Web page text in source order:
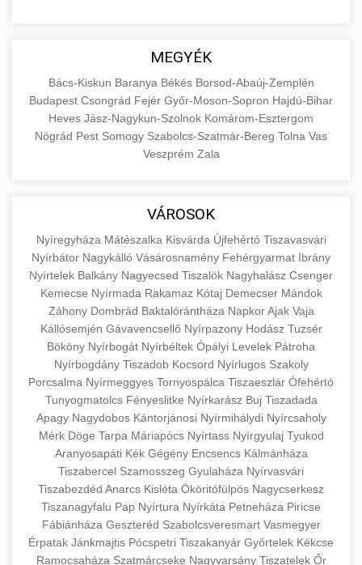
aimarketingugynokseg.hu
digitális ügynökségi szolgáltatások
legjobb modelleket, funkciókat és árakat
megalapozott vásárlási döntéshez.
Legjobb Modellek Megtekintése
🔗 4. Prémium Linképítés
Magas minőségű backlink beszerzési
szolgáltatások webhelye autoritásának és
keresőmotoros rangsorolásának növeléséhez.
Csak fehér kalapú technikák.
minőségi backlink szolgáltatás
📦 5. Termékek és
Szolgáltatások
+
közgazdaságtanban és az üzleti életben.
Ismerje meg a terméktípusokat és szolgáltatási
kategóriákat.
en.wikipedia.org gazdasági koncepciók
Információk az EU finanszírozási
lehetőségeiről, pályázatokról és pénzügyi
támogatási programokról. Maradjon tájékozott
a vállalkozások és projektek számára elérhető
forrásokról.
kozter.com - EU-s pénzek
EU pályázati programok
🚀 7. SEO Ügynökség +
Szakértő keresőmotor-optimalizálási
szolgáltatások webhelye láthatóságának és
organikus forgalmának javításához. Technikai
SEO, tartalom optimalizálás és még sok más.
onlinemarketing101.biz
keresési optimalizálási szakértők
💎 8. Mellplasztika +
Professzionális mellnagyobbítási szolgáltatások
tapasztalt sebészekkel. Tudjon meg többet az
eljárásokról, a gyógyulásról és a konzultációs
lehetőségekről az esztétikai fejlesztéshez.
szeptest.com kozmetikai mellsebészet
✨ 9. Hasplasztika +
Szakértő hasplasztikai eljárások laposabb,
feszesebb has eléréséhez. Konzultáció
minősített plasztikai sebészekkel és átfogó
utókezeléssel.
szeptest.com has kontúrozó műtét
👁️ 10. Szemhéjplasztika +
Professzionális blefaroplasztikai eljárások
megjelenése frissítéséhez. Felső és alsó
szemhéjműtét tapasztalt kozmetikai
sebészekkel.
📈 11. Paciensek Számának
150%-os Növelése
+
MEGYÉK
Bács-Kiskun Baranya Békés Borsod-Abaúj-Zemplén
Budapest Csongrád Fejér Győr-Moson-Sopron Hajdú-Bihar
Heves Jász-Nagykun-Szolnok Komárom-Esztergom
Nógrád Pest Somogy Szabolcs-Szatmár-Bereg Tolna Vas
Veszprém Zala
VÁROSOK
Nyíregyháza Mátészalka Kisvárda Újfehértó Tiszavasvári
Nyírbátor Nagykálló Vásárosnamény Fehérgyarmat Ibrány
Nyírtelek Balkány Nagyecsed Tiszalök Nagyhalász Csenger
Kemecse Nyírmada Rakamaz Kótaj Demecser Mándok
Záhony Dombrád Baktalórántháza NapkorAjak Vaja
Kállósemjén Gávavencsellő Nyírpazony Hodász Tuzsér
Bököny Nyírbogát Nyírbéltek Ópályi Levelek Pátroha
Nyírbogdány Tiszadob Kocsord Nyírlugos Szakoly
Porcsalma Nyírmeggyes Tornyospálca Tiszaeszlár Ófehértó
Tunyogmatolcs Fényeslitke Nyírkarász Buj Tiszadada
Apagy Nagydobos Kántorjánosi Nyírmihálydi Nyírcsaholy
Mérk Döge Tarpa Máriapócs Nyírtass Nyírgyulaj Tyukod
Aranyosapáti Kék Gégény Encsencs Kálmánháza
Tiszabercel Szamosszeg Gyulaháza Nyírvasvári
Tiszabezdéd Anarcs Kisléta Ököritófülpös Nagycserkesz
Tiszanagyfalu Pap Nyírtura Nyírkáta Petneháza Piricse
Fábiánháza Geszteréd Szabolcsveresmart Vasmegyer
Érpatak Jánkmajtis Pócspetri Tiszakanyár Győrtelek Kékcse
Ramocsaháza Szatmárcseke Nagyvarsány Tiszatelek Őr